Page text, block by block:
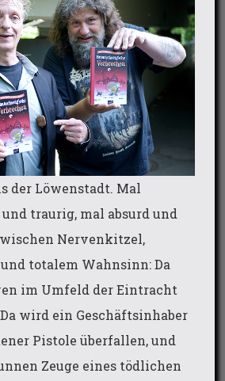
der Löwenstadt. Mal
traurig, mal absurd und
Nervenkitzel,
totalem Wahnsinn: Da
im Umfeld der Eintracht
wird ein Geschäftsinhaber
Pistole überfallen, und
Zeuge eines tödlichen